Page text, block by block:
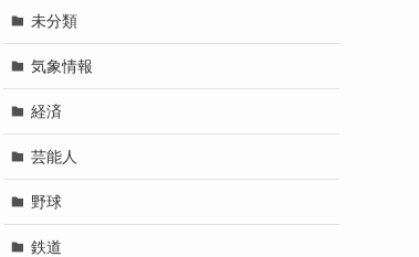
未分類
気象情報
経済
芸能人
野球
鉄道